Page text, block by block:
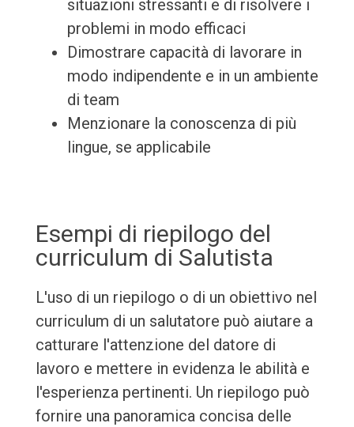
situazioni stressanti e di risolvere i
problemi in modo efficaci
Dimostrare capacità di lavorare in
modo indipendente e in un ambiente
di team
Menzionare la conoscenza di più
lingue, se applicabile
Esempi di riepilogo del
curriculum di Salutista
L'uso di un riepilogo o di un obiettivo nel
curriculum di un salutatore può aiutare a
catturare l'attenzione del datore di
lavoro e mettere in evidenza le abilità e
l'esperienza pertinenti. Un riepilogo può
fornire una panoramica concisa delle